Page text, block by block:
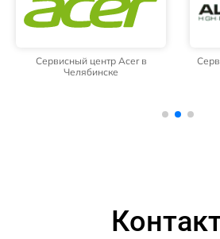
Сервисный центр Acer в
Челябинске